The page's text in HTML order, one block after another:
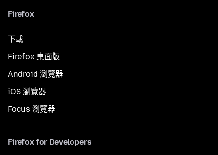
Firefox
下載
Firefox 桌面版
Android 瀏覽器
iOS 瀏覽器
Focus 瀏覽器
Firefox for Developers